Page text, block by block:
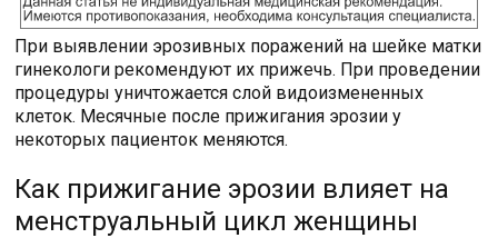
При выявлении эрозивных поражений на шейке матки
гинекологи рекомендуют их прижечь. При проведении
процедуры уничтожается слой видоизмененных
клеток. Месячные после прижигания эрозии у
некоторых пациенток меняются.
Как прижигание эрозии влияет на
менструальный цикл женщины